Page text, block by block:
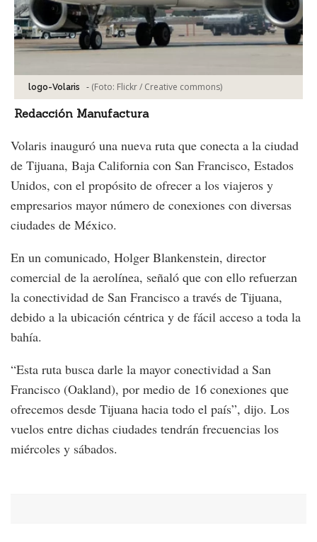
logo-Volaris - (Foto: Flickr / Creative commons)
Redacción Manufactura
Volaris inauguró una nueva ruta que conecta a la ciudad
de Tijuana, Baja California con San Francisco, Estados
Unidos, con el propósito de ofrecer a los viajeros y
empresarios mayor número de conexiones con diversas
ciudades de México.
En un comunicado, Holger Blankenstein, director
comercial de la aerolínea, señaló que con ello refuerzan
la conectividad de San Francisco a través de Tijuana,
debido a la ubicación céntrica y de fácil acceso a toda la
bahía.
“Esta ruta busca darle la mayor conectividad a San
Francisco (Oakland), por medio de 16 conexiones que
ofrecemos desde Tijuana hacia todo el país”, dijo. Los
vuelos entre dichas ciudades tendrán frecuencias los
miércoles y sábados.